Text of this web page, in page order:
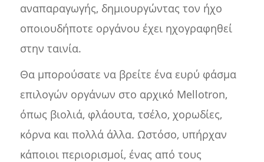
αναπαραγωγής, δημιουργώντας τον ήχο
οποιουδήποτε οργάνου έχει ηχογραφηθεί
στην ταινία.
Θα μπορούσατε να βρείτε ένα ευρύ φάσμα
επιλογών οργάνων στο αρχικό Mellotron,
όπως βιολιά, φλάουτα, τσέλο, χορωδίες,
κόρνα και πολλά άλλα. Ωστόσο, υπήρχαν
κάποιοι περιορισμοί, ένας από τους